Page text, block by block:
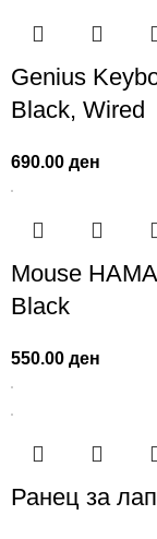
Genius
Black, Wired
690.00ден
Mouse
Black
550.00ден
Ранец за